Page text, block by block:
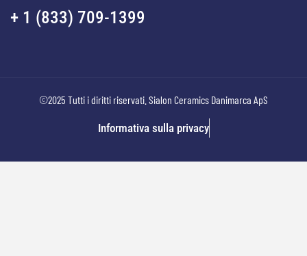
+ 1 (833) 709-1399
©2025 Tutti i diritti riservati. Sialon Ceramics Danimarca ApS
Informativa sulla privacy